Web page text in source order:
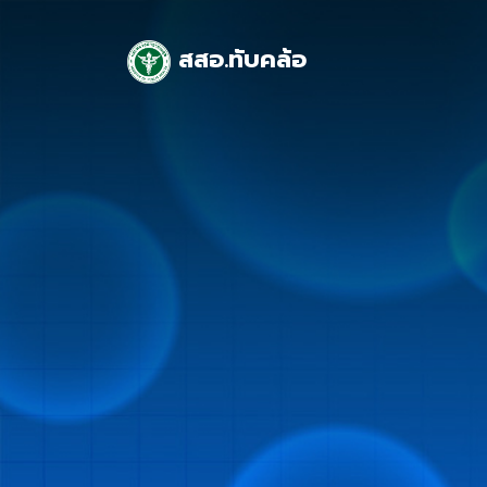
สสอ.ทับคล้อ